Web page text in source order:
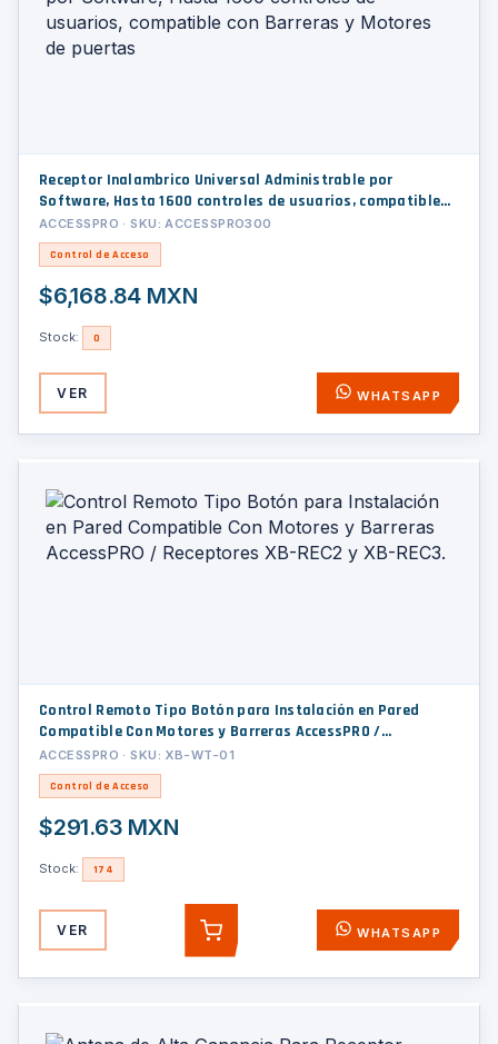
Receptor Inalambrico Universal Administrable por
Software, Hasta 1600 controles de usuarios, compatible
con Barreras y Motores de puertas
ACCESSPRO · SKU: ACCESSPRO300
Control de Acceso
$6,168.84 MXN
Stock: 0
VER WHATSAPP
Control Remoto Tipo Botón para Instalación en Pared
Compatible Con Motores y Barreras AccessPRO /
Receptores XB-REC2 y XB-REC3.
ACCESSPRO · SKU: XB-WT-01
Control de Acceso
$291.63 MXN
Stock: 174
VER AGREGAR WHATSAPP